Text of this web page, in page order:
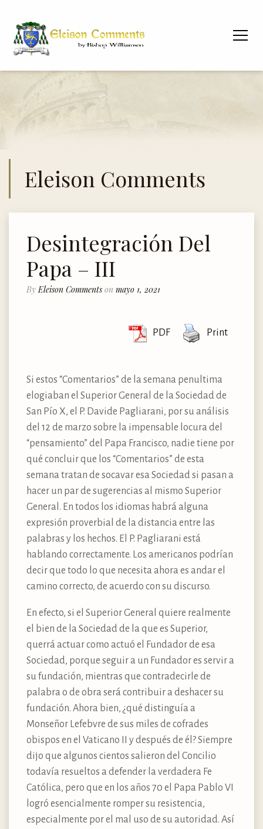
Eleison Comments
Desintegración Del
Papa – III
By Eleison Comments on mayo 1, 2021
PDF Print
Si estos “Comentarios” de la semana penultima
elogiaban el Superior General de la Sociedad de
San Pío X, el P. Davide Pagliarani, por su análisis
del 12 de marzo sobre la impensable locura del
“pensamiento” del Papa Francisco, nadie tiene por
qué concluir que los “Comentarios” de esta
semana tratan de socavar esa Sociedad si pasan a
hacer un par de sugerencias al mismo Superior
General. En todos los idiomas habrá alguna
expresión proverbial de la distancia entre las
palabras y los hechos. El P. Pagliarani está
hablando correctamente. Los americanos podrían
decir que todo lo que necesita ahora es andar el
camino correcto, de acuerdo con su discurso.
En efecto, si el Superior General quiere realmente
el bien de la Sociedad de la que es Superior,
querrá actuar como actuó el Fundador de esa
Sociedad, porque seguir a un Fundador es servir a
su fundación, mientras que contradecirle de
palabra o de obra será contribuir a deshacer su
fundación. Ahora bien, ¿qué distinguía a
Monseñor Lefebvre de sus miles de cofrades
obispos en el Vaticano II y después de él? Siempre
dijo que algunos cientos salieron del Concilio
todavía resueltos a defender la verdadera Fe
Católica, pero que en los años 70 el Papa Pablo VI
logró esencialmente romper su resistencia,
especialmente por el mal uso de su autoridad. Así